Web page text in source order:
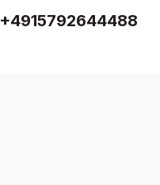
+4915792644488